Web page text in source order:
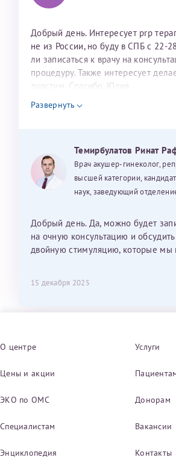
Добрый день. Интересует prp
не из России, но буду в СПБ с 22-
ли записаться к врачу на
процедуру. Также интересует
дуостим. Спасибо. Юлия
Развернуть
Темирбулатов Ринат
Врач акушер-гинеколог,
высшей категории,
наук, заведующий
Добрый день. Да, можно будет
на очную консультацию и обсудить
двойную стимуляцию, которые мы
15 декабря 2025
О центре Услуги
Цены и акции
ЭКО по ОМС Донорам
Специалистам Вакансии
Энциклопедия Контакты